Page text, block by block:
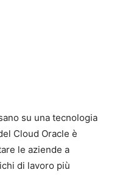
su una tecnologia
Cloud Oracle è
le aziende a
di lavoro più